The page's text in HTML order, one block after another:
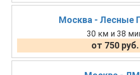
Москва - Лесные
30 км и 38
от 750 руб.